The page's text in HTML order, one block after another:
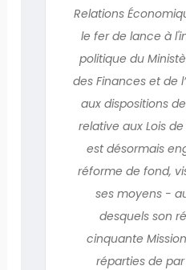
Relations
le fer de lance à
politique du
des Finances et de
aux dispositions
relative aux Lois de
est désormais
réforme de fond,
ses moyens -
desquels son
cinquante
réparties de